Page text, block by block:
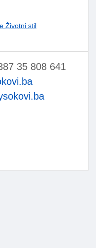
Životni stil
35 808 641